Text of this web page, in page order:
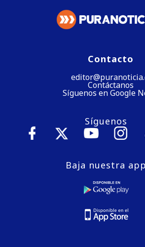
Contacto
Contáctanos
Síguenos en Google
Síguenos
Baja nuestra app